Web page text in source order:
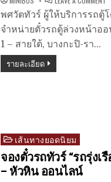
จ
ตู้
พศวัตทัวร์ ผู้ให้บริการรถตู้
จำหน่ายตั๋วรถตู้ล่วงหน้าออ
1 – สายใต้, บางกะปิ-รา…
รายละเอียด
Posted
in
เส้นทางยอดนิยม
จองตั๋วรถทัวร์ “รถรุ่งเ
– หัวหิน ออนไลน์